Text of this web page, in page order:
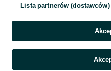
Lista partnerów (dostawców)